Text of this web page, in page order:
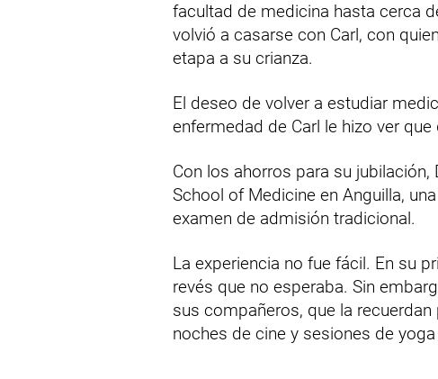
facultad de medicina hasta cerca
volvió a casarse con Carl, con
etapa a su crianza.
El deseo de volver a estudiar
enfermedad de Carl le hizo ver
Con los ahorros para su
School of Medicine en Anguilla,
examen de admisión tradicional.
La experiencia no fue fácil. En su
revés que no esperaba. Sin
sus compañeros, que la
noches de cine y sesiones de